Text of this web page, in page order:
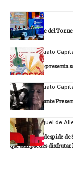
StaffLeón
León será sede del
StaffGuanajuato
Casa Cuévano presenta
StaffGuanajuato
Inicia Ambulante
Staff San Miguel de
GIFF 2026 se despide
que aún puedes disfrutar